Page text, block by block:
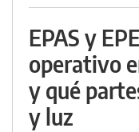
EPAS y
operativo
y qué
y luz